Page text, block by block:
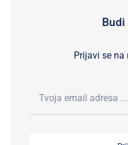
Budi
Prijavi se na